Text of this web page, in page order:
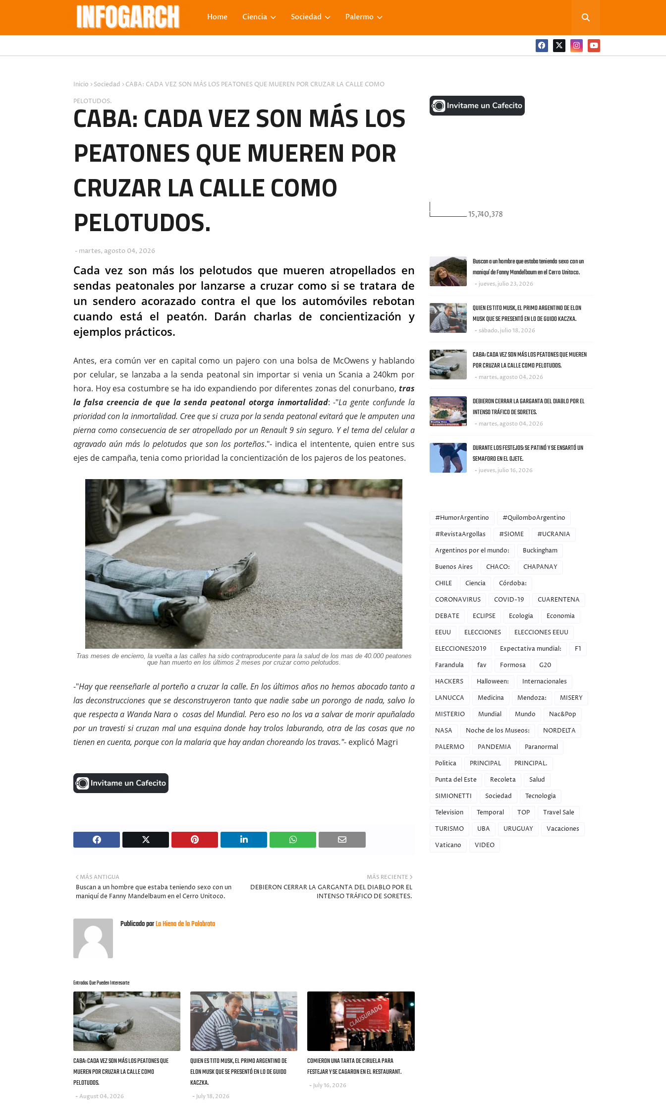
Home Ciencia Sociedad Palermo
Inicio Sociedad
CABA: CADA VEZ SON MÁS LOS PEATONES QUE MUEREN POR CRUZAR LA CALLE COMO
PELOTUDOS.
CABA: CADA VEZ SON MÁS LOS
PEATONES QUE MUEREN POR
CRUZAR LA CALLE COMO
PELOTUDOS.
martes, agosto 04, 2026
Cada vez son más los pelotudos que mueren atropellados en
sendas peatonales por lanzarse a cruzar como si se tratara de
un sendero acorazado contra el que los automóviles rebotan
cuando está el peatón. Darán charlas de concientización y
ejemplos prácticos.
Antes, era común ver en capital como un pajero con una bolsa de McOwens y hablando
por celular, se lanzaba a la senda peatonal sin importar si venia un Scania a 240km por
hora. Hoy esa costumbre se ha ido expandiendo por diferentes zonas del conurbano, tras
la falsa creencia de que la senda peatonal otorga inmortalidad: -"La gente confunde la
prioridad con la inmortalidad. Cree que si cruza por la senda peatonal evitará que le amputen una
pierna como consecuencia de ser atropellado por un Renault 9 sin seguro. Y el tema del celular a
agravado aún más lo pelotudos que son los porteños."- indica el intentente, quien entre sus
ejes de campaña, tenia como prioridad la concientización de los pajeros de los peatones.
Tras meses de encierro, la vuelta a las calles ha sido contraproducente para la salud de los mas de 40.000 peatones
que han muerto en los últimos 2 meses por cruzar como pelotudos.
-"Hay que reenseñarle al porteño a cruzar la calle. En los últimos años no hemos abocado tanto a
las deconstrucciones que se desconstruyeron tanto que nadie sabe un porongo de nada, salvo lo
que respecta a Wanda Nara o cosas del Mundial. Pero eso no los va a salvar de morir apuñalado
por un travesti si cruzan mal una esquina donde hay trolos laburando, otra de las cosas que no
tienen en cuenta, porque con la malaria que hay andan choreando los travas."- explicó Magri
MÁS RECIENTE
DEBIERON CERRAR LA GARGANTA DEL DIABLO POR EL
INTENSO TRÁFICO DE SORETES.
MÁS ANTIGUA
Buscan a un hombre que estaba teniendo sexo con un
maniquí de Fanny Mandelbaum en el Cerro Unitoco.
Publicado porLa Hiena de la Palabrota
Entradas Que Pueden Interesarte
CABA: CADA VEZ SON MÁS LOS PEATONES QUE
MUEREN POR CRUZAR LA CALLE COMO
PELOTUDOS.
August 04, 2026
QUIEN ES TITO MUSK, EL PRIMO ARGENTINO DE
ELON MUSK QUE SE PRESENTÓ EN LO DE GUIDO
KACZKA.
July 18, 2026
COMIERON UNA TARTA DE CIRUELA PARA
FESTEJAR Y SE CAGARON EN EL RESTAURANT.
July 16, 2026
15,740,378
Buscan a un hombre que estaba teniendo sexo con un
maniquí de Fanny Mandelbaum en el Cerro Unitoco.
jueves, julio 23, 2026
QUIEN ES TITO MUSK, EL PRIMO ARGENTINO DE ELON
MUSK QUE SE PRESENTÓ EN LO DE GUIDO KACZKA.
sábado, julio 18, 2026
CABA: CADA VEZ SON MÁS LOS PEATONES QUE MUEREN
POR CRUZAR LA CALLE COMO PELOTUDOS.
martes, agosto 04, 2026
DEBIERON CERRAR LA GARGANTA DEL DIABLO POR EL
INTENSO TRÁFICO DE SORETES.
martes, agosto 04, 2026
DURANTE LOS FESTEJOS: SE PATINÓ Y SE ENSARTÓ UN
SEMAFORO EN EL OJETE.
jueves, julio 16, 2026
#HumorArgentino
#QuilomboArgentino
#RevistaArgollas
#SIOME
#UCRANIA
Argentinos por el mundo:
Buckingham
Buenos Aires
CHACO:
CHAPANAY
CHILE
Ciencia
Córdoba:
CORONAVIRUS
COVID-19
CUARENTENA
DEBATE
ECLIPSE Ecologia
Economia
EEUU
ELECCIONES
ELECCIONES EEUU
ELECCIONES2019
Expectativa mundial:
F1
Farandula
fav Formosa
G20
HACKERS
Halloween:
Internacionales
LANUCCA
Medicina Mendoza:
MISERY
MISTERIO
Mundial Mundo
Nac&Pop
NASA
Noche de los Museos:
NORDELTA
PALERMO
PANDEMIA
Paranormal
Politica
PRINCIPAL
PRINCIPAL.
Punta del Este
Recoleta
Salud
SIMIONETTI
Sociedad
Tecnologia
Television
Temporal TOP
Travel Sale
TURISMO
UBA URUGUAY
Vacaciones
Vaticano
VIDEO